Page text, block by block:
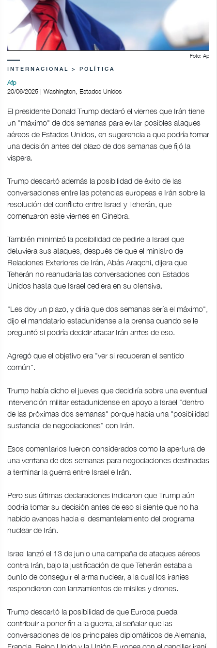
Foto: Ap
INTERNACIONAL > POLÍTICA
Afp
20/06/2025 | Washington, Estados Unidos
El presidente Donald Trump declaró el viernes que Irán tiene
un "máximo" de dos semanas para evitar posibles ataques
aéreos de Estados Unidos, en sugerencia a que podría tomar
una decisión antes del plazo de dos semanas que fijó la
víspera.
Trump descartó además la posibilidad de éxito de las
conversaciones entre las potencias europeas e Irán sobre la
resolución del conflicto entre Israel y Teherán, que
comenzaron este viernes en Ginebra.
También minimizó la posibilidad de pedirle a Israel que
detuviera sus ataques, después de que el ministro de
Relaciones Exteriores de Irán, Abás Araqchi, dijera que
Teherán no reanudaría las conversaciones con Estados
Unidos hasta que Israel cediera en su ofensiva.
"Les doy un plazo, y diría que dos semanas sería el máximo",
dijo el mandatario estadunidense a la prensa cuando se le
preguntó si podría decidir atacar Irán antes de eso.
Agregó que el objetivo era "ver si recuperan el sentido
común".
Trump había dicho el jueves que decidiría sobre una eventual
intervención militar estadunidense en apoyo a Israel "dentro
de las próximas dos semanas" porque había una "posibilidad
sustancial de negociaciones" con Irán.
Esos comentarios fueron considerados como la apertura de
una ventana de dos semanas para negociaciones destinadas
a terminar la guerra entre Israel e Irán.
Pero sus últimas declaraciones indicaron que Trump aún
podría tomar su decisión antes de eso si siente que no ha
habido avances hacia el desmantelamiento del programa
nuclear de Irán.
Israel lanzó el 13 de junio una campaña de ataques aéreos
contra Irán, bajo la justificación de que Teherán estaba a
punto de conseguir el arma nuclear, a la cual los iraníes
respondieron con lanzamientos de misiles y drones.
Trump descartó la posibilidad de que Europa pueda
contribuir a poner fin a la guerra, al señalar que las
conversaciones de los principales diplomáticos de Alemania,